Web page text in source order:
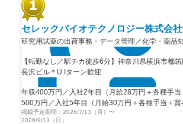
地域の市場活動、診療所・健康サロン・美容
ションを実施します。
■キャリアパス：
◇昇進パス：スタッフ→シニアスタッフ→エ
部長／事業部長
◇海外キャリア：中国・東南アジア市場を担当
や現地出張の可能性あり
セレックバイオテクノロジー株式会社
研究用試薬の出荷事務・データ管理／化学・薬品
【転勤なし／駅チカ徒歩6分】神奈川県横浜市都
長沢ビル＊U.Iターン歓迎
年収400万円／入社2年目（月給28万円＋各種手
500万円／入社5年目（月給30万円＋各種手当＋賞
掲載予定期間： 2026/7/13（月） 〜
2026/9/13（日）